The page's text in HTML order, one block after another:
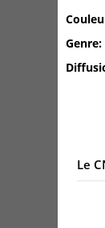
Genre
Le